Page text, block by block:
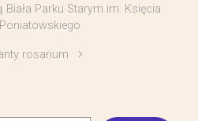
Biała Parku Starym im. Księcia
rosarium